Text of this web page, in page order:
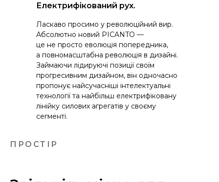
Електрифікований рух.
Ласкаво просимо у революційний вир.
Абсолютно новий PICANTO —
це не просто еволюція попередника,
а повномасштабна революція в дизайні.
Займаючи лідируючі позиції своїм
прогресивним дизайном, він одночасно
пропонує найсучасніші інтелектуальні
технології та найбільш електрифіковану
лінійку силових агрегатів у своєму
сегменті.
ПРОСТІР